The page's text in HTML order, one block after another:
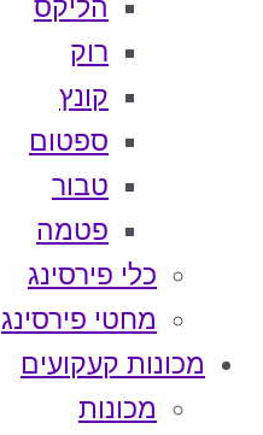
הליקס
רוק
קונץ
ספטום
טבור
פטמה
כלי פירסינג
מחטי פירסינג
מכונות קעקועים
מכונות